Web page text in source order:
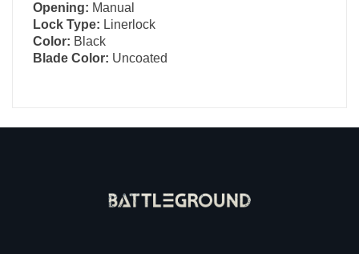
Opening: Manual
Lock Type: Linerlock
Color: Black
Blade Color: Uncoated